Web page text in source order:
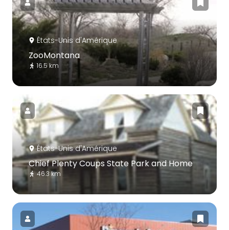
États-Unis d'Amérique
ZooMontana
16.5 km
États-Unis d'Amérique
Chief Plenty Coups State Park and Home
46.3 km